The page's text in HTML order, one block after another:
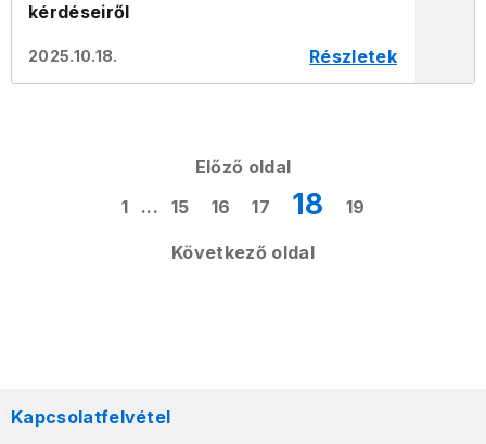
kérdéseiről
2025.10.18. Részletek
Előző oldal
1
... 15 16 17 18 19
Következő oldal
Kapcsolatfelvétel